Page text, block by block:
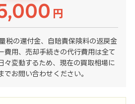
円
税の還付金、自賠責保険料の返戻金
費用、売却手続きの代行費用は全て
々変動するため、現在の買取相場に
でお問い合わせください。